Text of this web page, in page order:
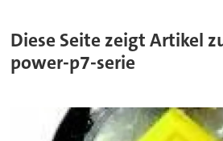
Diese Seite zeigt Artikel
power-p7-serie